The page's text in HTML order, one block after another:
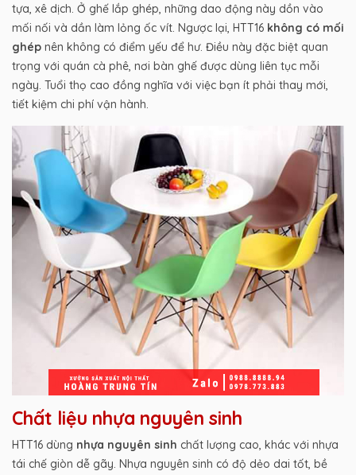
tựa, xê dịch. Ở ghế lắp ghép, những dao động này dồn vào
mối nối và dần làm lỏng ốc vít. Ngược lại, HTT16 không có mối
ghép nên không có điểm yếu để hư. Điều này đặc biệt quan
trọng với quán cà phê, nơi bàn ghế được dùng liên tục mỗi
ngày. Tuổi thọ cao đồng nghĩa với việc bạn ít phải thay mới,
tiết kiệm chi phí vận hành.
Chất liệu nhựa nguyên sinh
HTT16 dùng nhựa nguyên sinh chất lượng cao, khác với nhựa
tái chế giòn dễ gãy. Nhựa nguyên sinh có độ dẻo dai tốt, bề